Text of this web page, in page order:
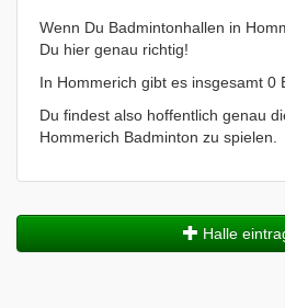
Wenn Du Badmintonhallen in
Du hier genau richtig!
In Hommerich gibt es insgesamt 0
Du findest also hoffentlich genau
Hommerich Badminton zu spielen.
Halle